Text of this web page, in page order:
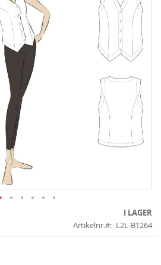
I LAGER
Artikelnr.
L2L-B1264